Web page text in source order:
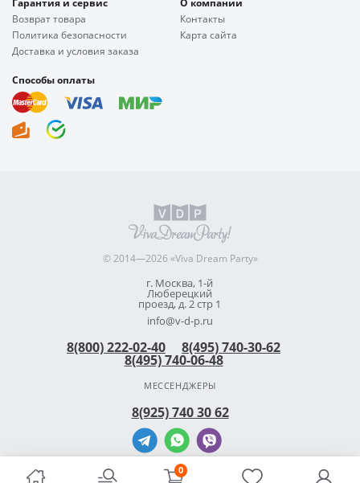
0
Гарантия и сервис
Возврат товара
Политика безопасности
Доставка и условия заказа
О компании
Контакты
Карта сайта
Способы оплаты
© 2014—2026 «Viva Dream Party»
г. Москва, 1-й
Люберецкий
проезд, д. 2 стр 1
info@v-d-p.ru
8(800) 222-02-40 8(495) 740-30-62
8(495) 740-06-48
МЕССЕНДЖЕРЫ
8(925) 740 30 62